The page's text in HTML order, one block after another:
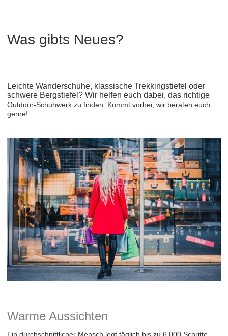
Was gibts Neues?
Leichte Wanderschuhe, klassische Trekkingstiefel oder
schwere Bergstiefel? Wir helfen euch dabei, das richtige
Outdoor-Schuhwerk zu finden. Kommt vorbei, wir beraten euch
gerne!
Warme Aussichten